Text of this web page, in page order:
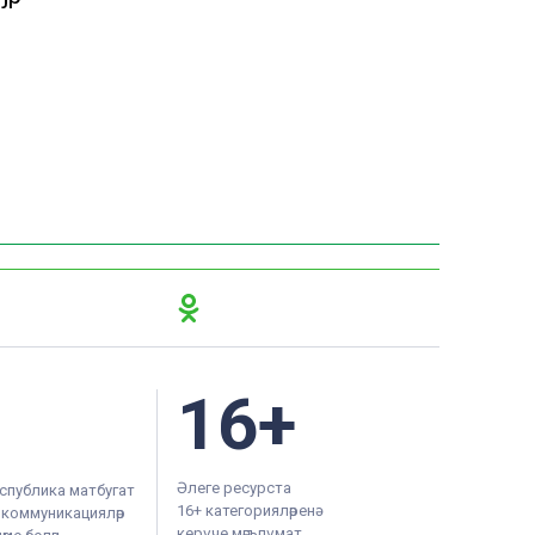
матбугат
коммуникацияләр
16+
Әлеге ресурста
16+ категорияләренә